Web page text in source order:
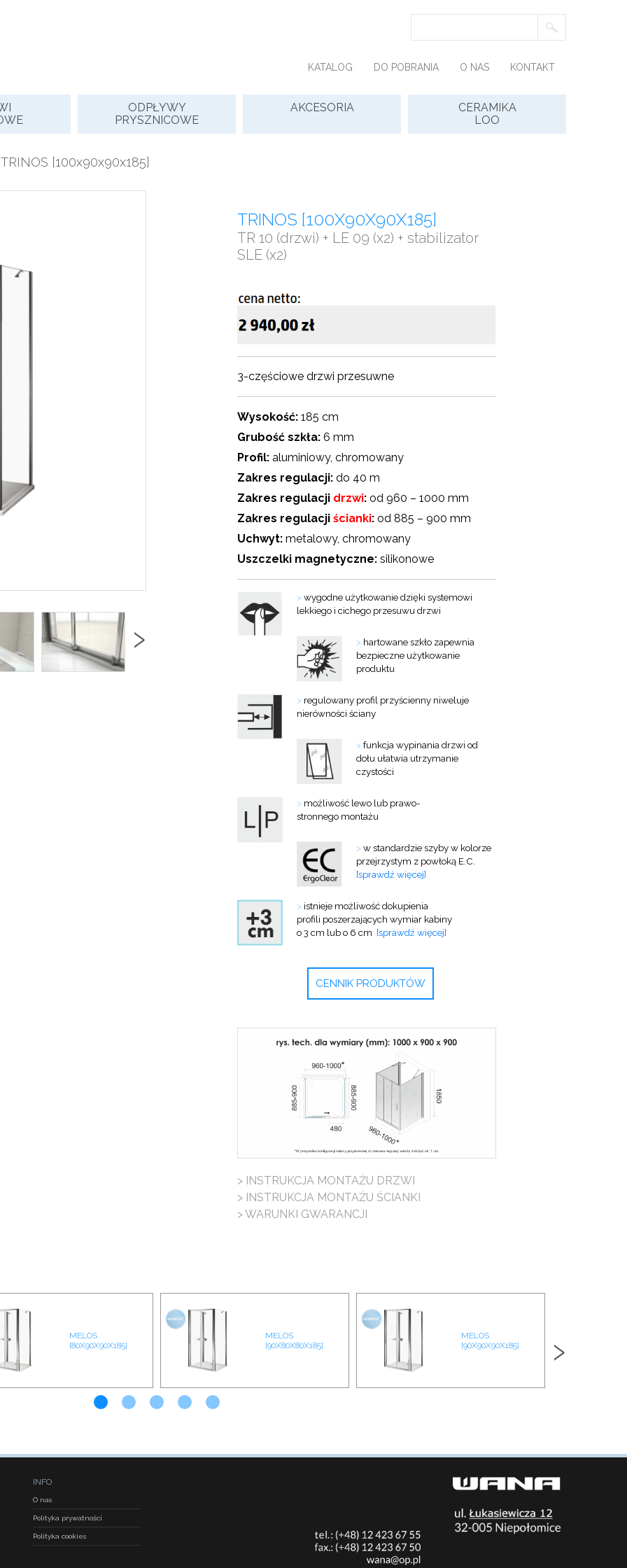
KATALOG DO POBRANIA O NAS KONTAKT
ODPŁYWY
PRYSZNICOWE
AKCESORIA
CERAMIKA
LOO
[100x90x90x185]
›
TRINOS [100X90X90X185]
TR 10 (drzwi) + LE 09 (x2) + stabilizator
SLE (x2)
3-częściowe drzwi przesuwne
Wysokość: 185 cm
Grubość szkła: 6 mm
Profil: aluminiowy, chromowany
Zakres regulacji: do 40 m
Zakres regulacji drzwi: od 960 – 1000 mm
Zakres regulacji ścianki: od 885 – 900 mm
Uchwyt: metalowy, chromowany
Uszczelki magnetyczne: silikonowe
>wygodne użytkowanie dzięki systemowi
lekkiego i cichego przesuwu drzwi
> hartowane szkło zapewnia
bezpieczne użytkowanie
produktu
> regulowany profil przyścienny niweluje
nierówności ściany
>funkcja wypinania drzwi od
dołu ułatwia utrzymanie
czystości
> możliwość lewo lub prawo-
stronnego montażu
>w standardzie szyby w kolorze
przejrzystym z powłoką E.C.
[sprawdź więcej]
> istnieje możliwość dokupienia
profili poszerzających wymiar kabiny
o 3 cm lub o 6 cm [sprawdź więcej]
CENNIK PRODUKTÓW
> INSTRUKCJA MONTAŻU DRZWI
> INSTRUKCJA MONTAŻU ŚCIANKI
> WARUNKI GWARANCJI
MELOS
[80X90X90X185]
MELOS
[90X80X80X185]
MELOS
[90X90X90X185]
›
INFO
O nas
Polityka prywatności
Polityka cookies